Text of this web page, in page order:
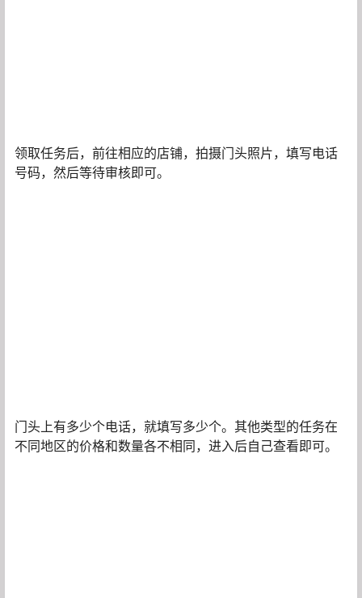
领取任务后，前往相应的店铺，拍摄门头照片，填写电话
号码，然后等待审核即可。
门头上有多少个电话，就填写多少个。其他类型的任务在
不同地区的价格和数量各不相同，进入后自己查看即可。